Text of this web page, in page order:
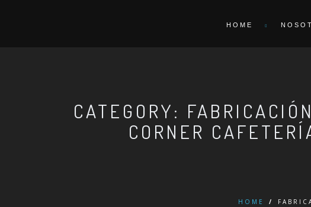
HOME
CATEGORY:
CORNER
HOME /